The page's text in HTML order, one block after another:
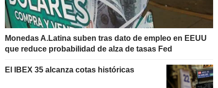
Monedas A.Latina suben tras dato de empleo en EEUU
que reduce probabilidad de alza de tasas Fed
El IBEX 35 alcanza cotas históricas